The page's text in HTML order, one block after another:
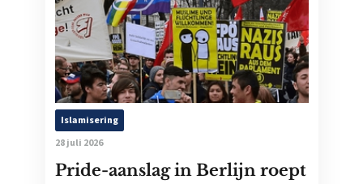
Islamisering
28 juli 2026
Pride-aanslag in Berlijn roept